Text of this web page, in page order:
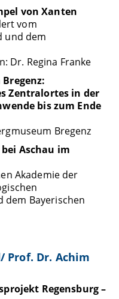
von Xanten
vom
und dem
Dr. Regina Franke
Zentralortes in der
bis zum Ende
Bregenz
Aschau im
Akademie der
dem Bayerischen
Prof. Dr. Achim
Regensburg –